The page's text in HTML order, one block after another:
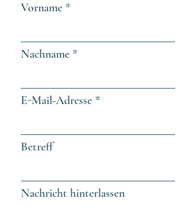
Vorname
Nachname
E-Mail-Adresse
Betreff
Nachricht hinterlassen